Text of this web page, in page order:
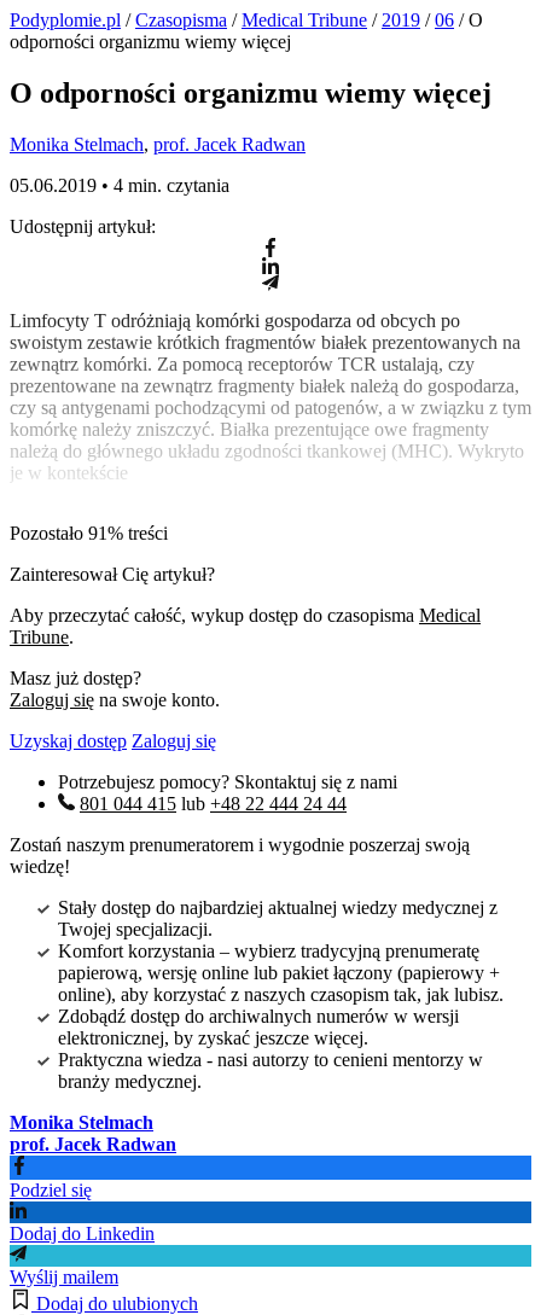
Podyplomie.pl /Czasopisma /Medical Tribune / 2019 /06 / O
odporności organizmu wiemy więcej
O odporności organizmu wiemy więcej
Monika Stelmach, prof. Jacek Radwan
05.06.2019 • 4 min. czytania
Udostępnij artykuł:
Limfocyty T odróżniają komórki gospodarza od obcych po
swoistym zestawie krótkich fragmentów białek prezentowanych na
zewnątrz komórki. Za pomocą receptorów TCR ustalają, czy
prezentowane na zewnątrz fragmenty białek należą do gospodarza,
czy są antygenami pochodzącymi od patogenów, a w związku z tym
komórkę należy zniszczyć. Białka prezentujące owe fragmenty
należą do głównego układu zgodności tkankowej (MHC). Wykryto
je w kontekście
Pozostało 91% treści
Zainteresował Cię artykuł?
Aby przeczytać całość, wykup dostęp do czasopisma Medical
Tribune.
Masz już dostęp?
Zaloguj się na swoje konto.
Uzyskaj dostęp Zaloguj się
Potrzebujesz pomocy? Skontaktuj się z nami
801 044 415 lub +48 22 444 24 44
Zostań naszym prenumeratorem i wygodnie poszerzaj swoją
wiedzę!
Stały dostęp do najbardziej aktualnej wiedzy medycznej z
Twojej specjalizacji.
Komfort korzystania – wybierz tradycyjną prenumeratę
papierową, wersję online lub pakiet łączony (papierowy +
online), aby korzystać z naszych czasopism tak, jak lubisz.
Zdobądź dostęp do archiwalnych numerów w wersji
elektronicznej, by zyskać jeszcze więcej.
Praktyczna wiedza - nasi autorzy to cenieni mentorzy w
branży medycznej.
Monika Stelmach
prof. Jacek Radwan
Podziel się
Dodaj do Linkedin
Wyślij mailem
Dodaj do ulubionych